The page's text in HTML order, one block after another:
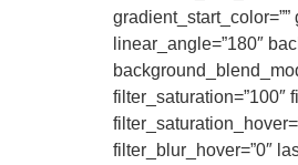
linear_angle=”180″
filter_saturation=”100″
filter_blur_hover=”0″